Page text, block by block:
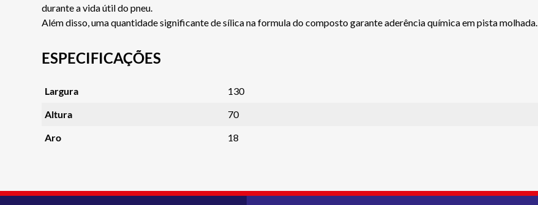
durante a vida útil do pneu.
Além disso, uma quantidade significante de sílica na formula do composto garante aderência química em pista molhada.
ESPECIFICAÇÕES
Largura 130
Altura 70
Aro 18